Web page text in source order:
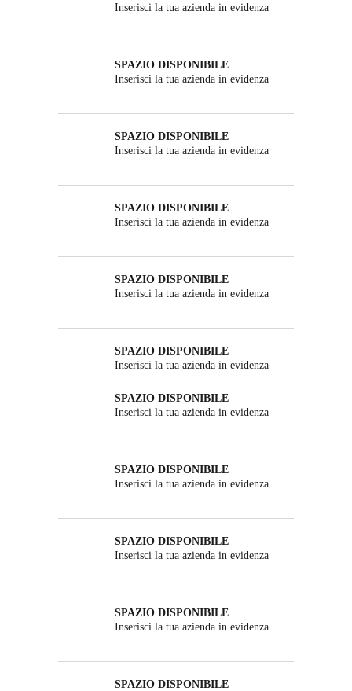
Inserisci la tua azienda in evidenza
SPAZIO DISPONIBILE
Inserisci la tua azienda in evidenza
SPAZIO DISPONIBILE
Inserisci la tua azienda in evidenza
SPAZIO DISPONIBILE
Inserisci la tua azienda in evidenza
SPAZIO DISPONIBILE
Inserisci la tua azienda in evidenza
SPAZIO DISPONIBILE
Inserisci la tua azienda in evidenza
SPAZIO DISPONIBILE
Inserisci la tua azienda in evidenza
SPAZIO DISPONIBILE
Inserisci la tua azienda in evidenza
SPAZIO DISPONIBILE
Inserisci la tua azienda in evidenza
SPAZIO DISPONIBILE
Inserisci la tua azienda in evidenza
SPAZIO DISPONIBILE